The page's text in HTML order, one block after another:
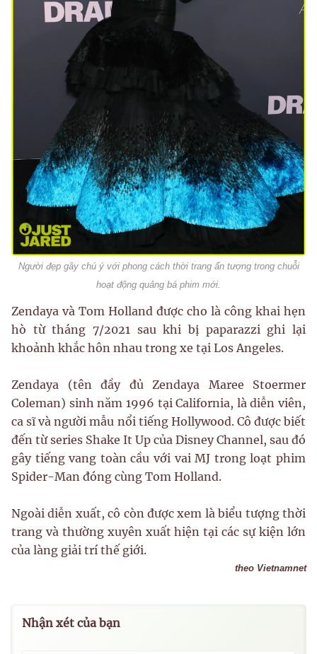
Người đẹp gây chú ý với phong cách thời trang ấn tượng trong chuỗi
hoạt động quảng bá phim mới.
Zendaya và Tom Holland được cho là công khai hẹn
hò từ tháng 7/2021 sau khi bị paparazzi ghi lại
khoảnh khắc hôn nhau trong xe tại Los Angeles.
Zendaya (tên đầy đủ Zendaya Maree Stoermer
Coleman) sinh năm 1996 tại California, là diễn viên,
ca sĩ và người mẫu nổi tiếng Hollywood. Cô được biết
đến từ series Shake It Up của Disney Channel, sau đó
gây tiếng vang toàn cầu với vai MJ trong loạt phim
Spider-Man đóng cùng Tom Holland.
Ngoài diễn xuất, cô còn được xem là biểu tượng thời
trang và thường xuyên xuất hiện tại các sự kiện lớn
của làng giải trí thế giới.
theo Vietnamnet
Nhận xét của bạn